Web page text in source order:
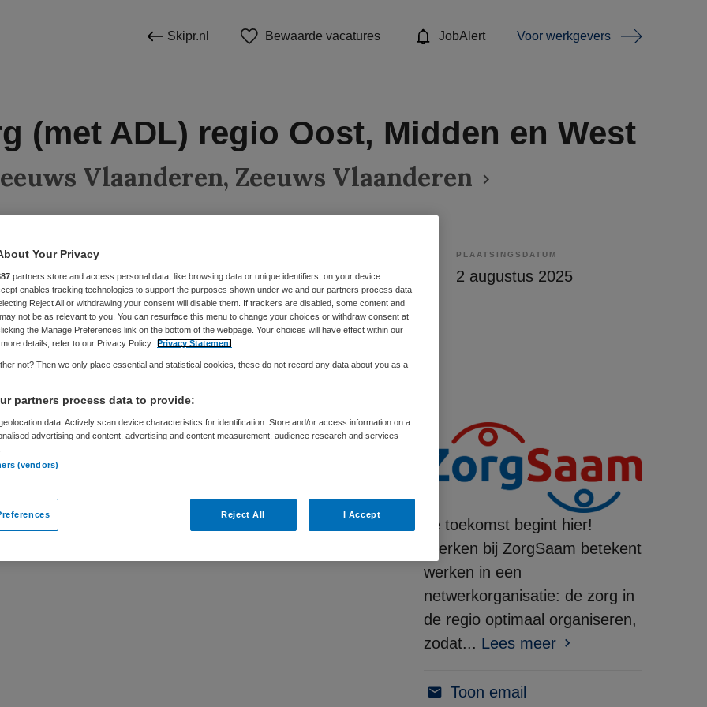
Skipr.nl Bewaarde vacatures JobAlert Voor werkgevers
(met ADL) regio Oost, Midden en West
Vlaanderen, Zeeuws Vlaanderen
Overige beroepen assistenten
BRANCHE
Thuiszorg Tijdelijk dienstverband
PLAATSINGSDATUM
2 augustus 2025
DIENSTVERBAND
Niet nader bepaald
regio Oost, Midden en West bij
actueel. Hieronder staan enkele
zijn.
Je toekomst begint hier!
Werken bij ZorgSaam betekent
werken in een
netwerkorganisatie: de zorg in
de regio optimaal organiseren,
zodat... Lees meer
Toon email
Your Privacy
partners store and access personal data, like browsing data or unique identifiers, on your device.
enables tracking technologies to support the purposes shown under we and our partners process data
Reject All or withdrawing your consent will disable them. If trackers are disabled, some content and
not be as relevant to you. You can resurface this menu to change your choices or withdraw consent at
the Manage Preferences link on the bottom of the webpage. Your choices will have effect within our
details, refer to our Privacy Policy. Privacy Statement
not? Then we only place essential and statistical cookies, these do not record any data about you as a
partners process data to provide:
data. Actively scan device characteristics for identification. Store and/or access information on a
advertising and content, advertising and content measurement, audience research and services
(vendors)
Reject All I Accept